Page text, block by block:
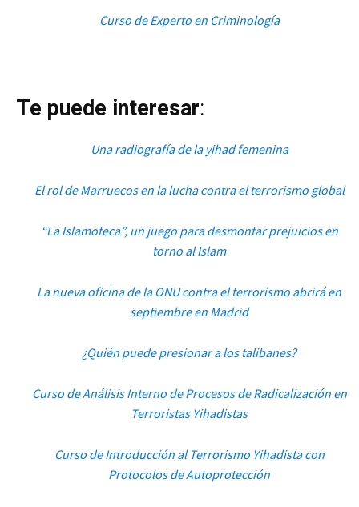
Curso de Experto en Criminología
Te puede interesar:
Una radiografía de la yihad femenina
El rol de Marruecos en la lucha contra el terrorismo global
“La Islamoteca”, un juego para desmontar prejuicios en
torno al Islam
La nueva oficina de la ONU contra el terrorismo abrirá en
septiembre en Madrid
¿Quién puede presionar a los talibanes?
Curso de Análisis Interno de Procesos de Radicalización en
Terroristas Yihadistas
Curso de Introducción al Terrorismo Yihadista con
Protocolos de Autoprotección